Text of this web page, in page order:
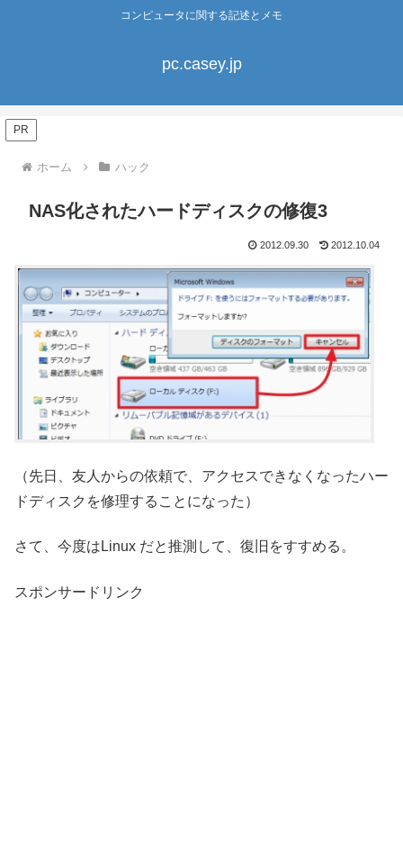
コンピュータに関する記述とメモ
pc.casey.jp
PR
ホーム ハック
NAS化されたハードディスクの修復3
2012.09.30 2012.10.04
（先日、友人からの依頼で、アクセスできなくなったハー
ドディスクを修理することになった）
さて、今度はLinux だと推測して、復旧をすすめる。
スポンサードリンク